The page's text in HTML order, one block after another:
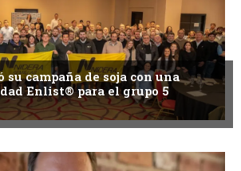
campaña de soja con una
Enlist® para el grupo 5